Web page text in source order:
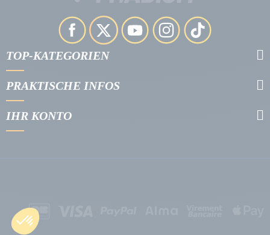
TOP-KATEGORIEN
PRAKTISCHE INFOS
IHR KONTO